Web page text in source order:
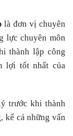
là đơn vị chuyên
lực chuyên môn
thành lập công
lợi tốt nhất của
trước khi thành
kể cả những vấn